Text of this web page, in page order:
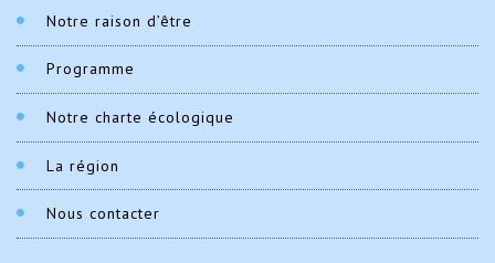
Notre raison d’être
Programme
Notre charte écologique
La région
Nous contacter